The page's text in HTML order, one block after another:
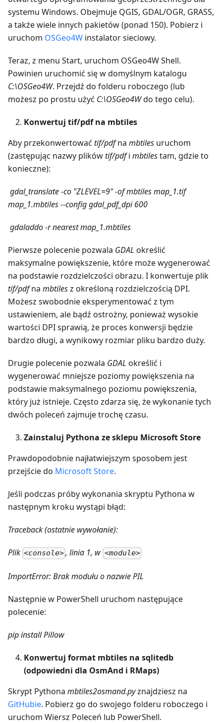
systemu Windows. Obejmuje QGIS, GDAL/OGR, GRASS,
a także wiele innych pakietów (ponad 150). Pobierz i
uruchom OSGeo4W instalator sieciowy.
Teraz, z menu Start, uruchom OSGeo4W Shell.
Powinien uruchomić się w domyślnym katalogu
C:\OSGeo4W. Przejdź do folderu roboczego (lub
możesz po prostu użyć C:\OSGeo4Wdo tego celu).
Konwertuj tif/pdf na mbtiles
Aby przekonwertować tif/pdfna mbtiles uruchom
(zastępując nazwy plikówtif/pdfi mbtilestam, gdzie to
konieczne):
gdal_translate -co "ZLEVEL=9" -of mbtiles map_1.tif
map_1.mbtiles --config gdal_pdf_dpi 600
gdaladdo -r nearest map_1.mbtiles
Pierwsze polecenie pozwala GDAL określić
maksymalne powiększenie, które może wygenerować
na podstawie rozdzielczości obrazu. I konwertuje plik
tif/pdfna mbtilesz określoną rozdzielczością DPI.
Możesz swobodnie eksperymentować z tym
ustawieniem, ale bądź ostrożny, ponieważ wysokie
wartości DPI sprawią, że proces konwersji będzie
bardzo długi, a wynikowy rozmiar pliku bardzo duży.
Drugie polecenie pozwala GDAL określić i
wygenerować mniejsze poziomy powiększenia na
podstawie maksymalnego poziomu powiększenia,
który już istnieje. Często zdarza się, że wykonanie tych
dwóch poleceń zajmuje trochę czasu.
Zainstaluj Pythona ze sklepu Microsoft Store
Prawdopodobnie najłatwiejszym sposobem jest
przejście do Microsoft Store.
Jeśli podczas próby wykonania skryptu Pythona w
następnym kroku wystąpi błąd:
Traceback (ostatnie wywołanie):
Plik <console>, linia 1, w <module>
ImportError: Brak modułu o nazwie PIL
Następnie w PowerShell uruchom następujące
polecenie:
pip install Pillow
Konwertuj format mbtiles na sqlitedb
(odpowiedni dla OsmAnd i RMaps)
Skrypt Pythona mbtiles2osmand.pyznajdziesz na
GitHubie. Pobierz go do swojego folderu roboczego i
uruchom Wiersz Poleceń lub PowerShell.